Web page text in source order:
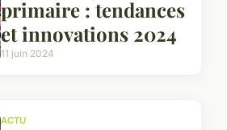
primaire : tendances
et innovations 2024
11 juin 2024
ACTU